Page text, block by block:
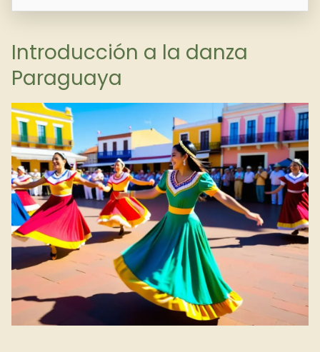
Introducción a la danza
Paraguaya